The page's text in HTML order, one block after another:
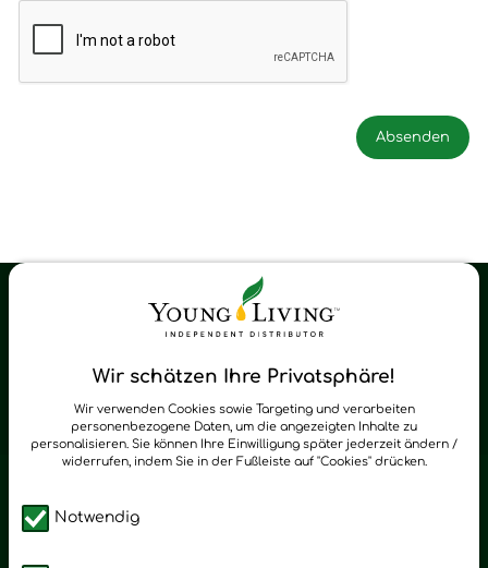
Wir schätzen Ihre Privatsphäre!
Wir verwenden Cookies sowie Targeting und verarbeiten
personenbezogene Daten, um die angezeigten Inhalte zu
personalisieren. Sie können Ihre Einwilligung später jederzeit ändern /
widerrufen, indem Sie in der Fußleiste auf "Cookies" drücken.
Notwendig
Young Living Shop-Oil Newsletter
zum Newsletter anmelden